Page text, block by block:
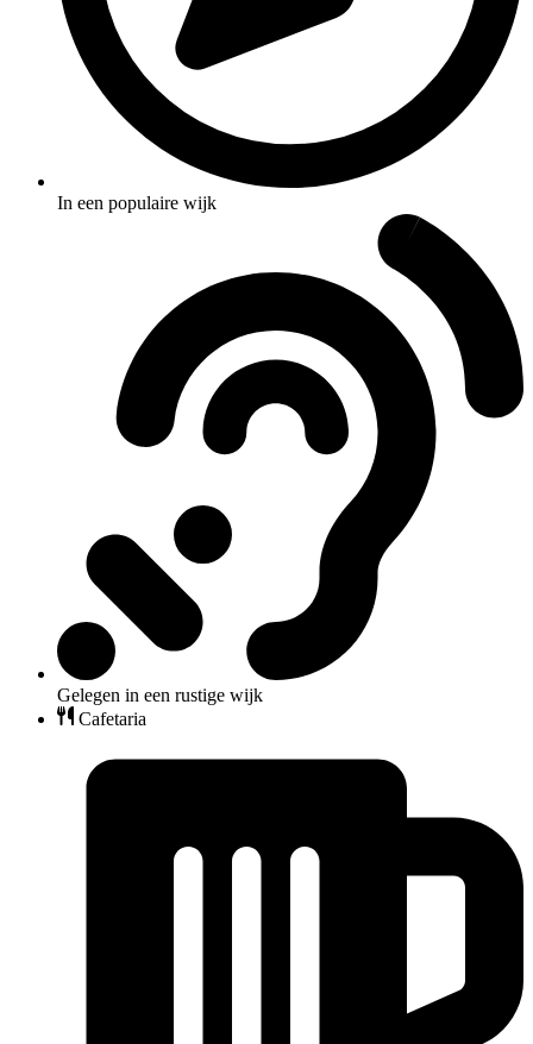
In een populaire wijk
Gelegen in een rustige wijk
Cafetaria